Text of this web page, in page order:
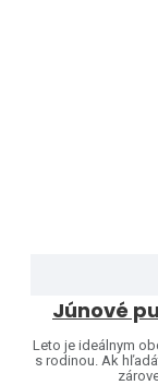
Leto je ideálnym
s rodinou. Ak